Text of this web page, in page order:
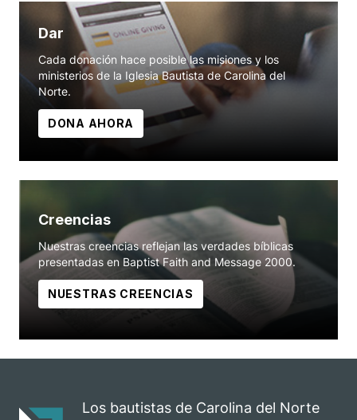
Dar
Cada donación hace posible las misiones y los
ministerios de la Iglesia Bautista de Carolina del
Norte.
DONA AHORA
Creencias
Nuestras creencias reflejan las verdades bíblicas
presentadas en Baptist Faith and Message 2000.
NUESTRAS CREENCIAS
Los bautistas de Carolina del Norte